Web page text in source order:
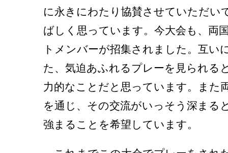
に永きにわたり協賛させていただい
ばしく思っています。今大会も、両
トメンバーが招集されました。互い
た、気迫あふれるプレーを見られる
力的なことだと思っています。また
を通じ、その交流がいっそう深まる
強まることを希望しています。